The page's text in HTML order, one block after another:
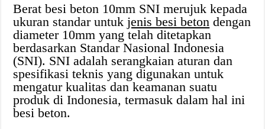
Berat besi beton 10mm SNI merujuk kepada
ukuran standar untukjenis besi beton dengan
diameter 10mm yang telah ditetapkan
berdasarkan Standar Nasional Indonesia
(SNI). SNI adalah serangkaian aturan dan
spesifikasi teknis yang digunakan untuk
mengatur kualitas dan keamanan suatu
produk di Indonesia, termasuk dalam hal ini
besi beton.